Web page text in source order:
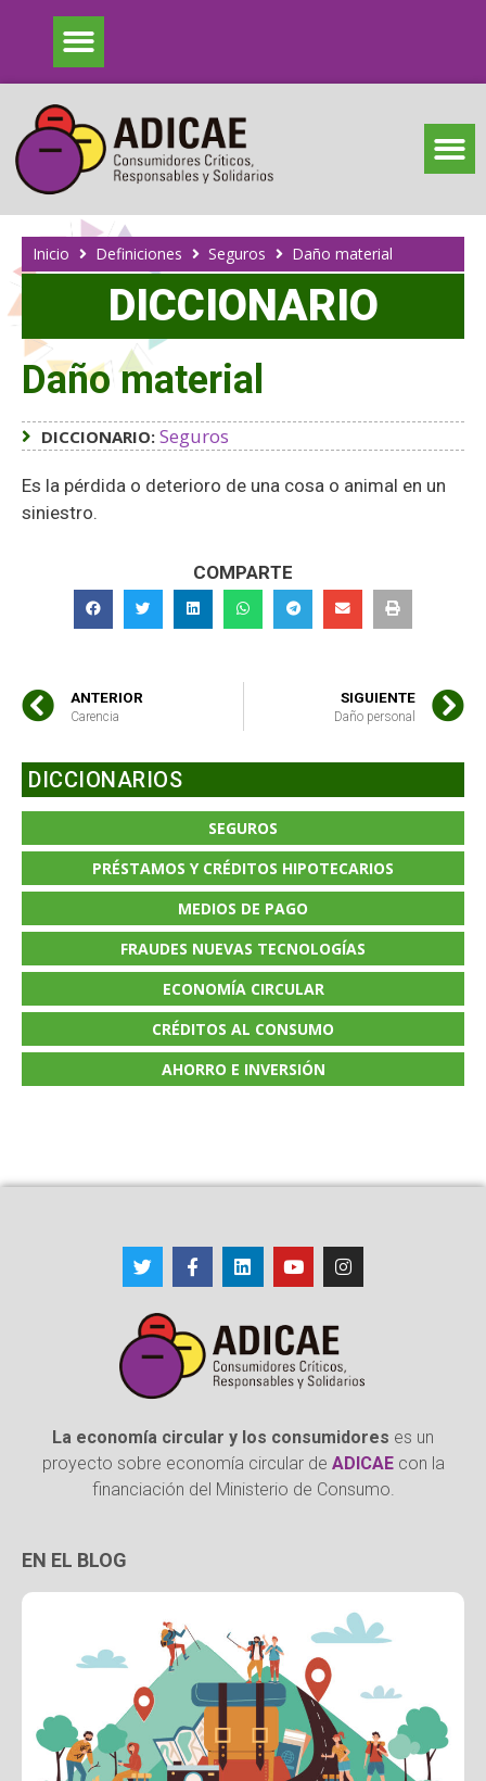
Inicio Definiciones Seguros Daño material
DICCIONARIO
Daño material
DICCIONARIO: Seguros
Es la pérdida o deterioro de una cosa o animal en un
siniestro.
COMPARTE
ANTERIOR
Carencia
SIGUIENTE
Daño personal
DICCIONARIOS
SEGUROS
PRÉSTAMOS Y CRÉDITOS HIPOTECARIOS
MEDIOS DE PAGO
FRAUDES NUEVAS TECNOLOGÍAS
ECONOMÍA CIRCULAR
CRÉDITOS AL CONSUMO
AHORRO E INVERSIÓN
La economía circular y los consumidores es un
proyecto sobre economía circular de ADICAEcon la
financiación del Ministerio de Consumo.
EN EL BLOG